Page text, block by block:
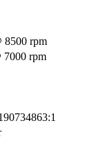
8500 rpm
7000 rpm